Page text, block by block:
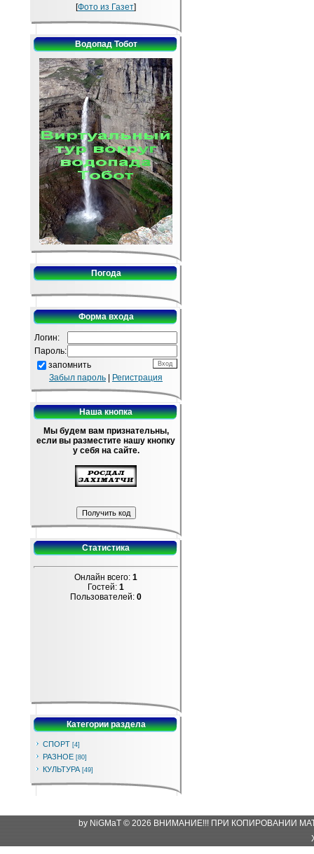
[Фото из Газет]
Водопад Тобот
Погода
Форма входа
Логин:
Пароль:
запомнить
Забыл пароль
Регистрация
Наша кнопка
Мы будем вам признательны,
если вы разместите нашу кнопку
у себя на сайте.
Статистика
Онлайн всего: 1
Гостей: 1
Пользователей: 0
Категории раздела
СПОРТ [4]
РАЗНОЕ [80]
КУЛЬТУРА [49]
by NiGMaT © 2026 ВНИМАНИЕ!!! ПРИ КОПИРОВАНИИ